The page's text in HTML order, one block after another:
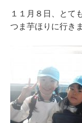
１１月８日、とて
つま芋ほりに行き